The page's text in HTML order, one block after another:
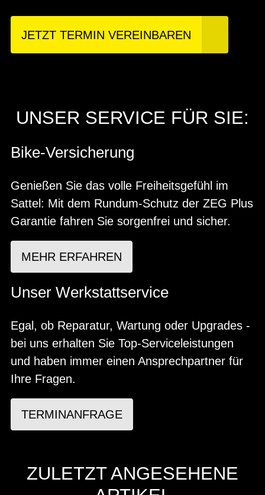
JETZT TERMIN VEREINBAREN
UNSER SERVICE FÜR SIE:
Bike-Versicherung
Genießen Sie das volle Freiheitsgefühl im
Sattel: Mit dem Rundum-Schutz der ZEG Plus
Garantie fahren Sie sorgenfrei und sicher.
MEHR ERFAHREN
Unser Werkstattservice
Egal, ob Reparatur, Wartung oder Upgrades -
bei uns erhalten Sie Top-Serviceleistungen
und haben immer einen Ansprechpartner für
Ihre Fragen.
TERMINANFRAGE
ZULETZT ANGESEHENE